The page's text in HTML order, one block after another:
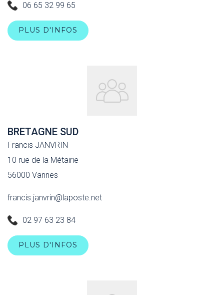
06 65 32 99 65
PLUS D'INFOS
BRETAGNE SUD
Francis JANVRIN
10 rue de la Métairie
56000 Vannes
francis.janvrin@laposte.net
02 97 63 23 84
PLUS D'INFOS